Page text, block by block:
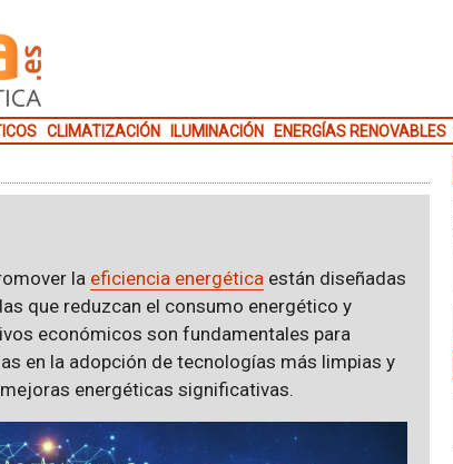
CLIMATIZACIÓN ILUMINACIÓN ENERGÍAS RENOVABLES
la eficiencia energéticaestán diseñadas
que reduzcan el consumo energético y
económicos son fundamentales para
en la adopción de tecnologías más limpias y
energéticas significativas.